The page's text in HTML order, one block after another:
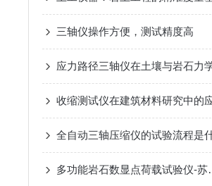
三轴仪操作方便，测试精度高
多功能岩石